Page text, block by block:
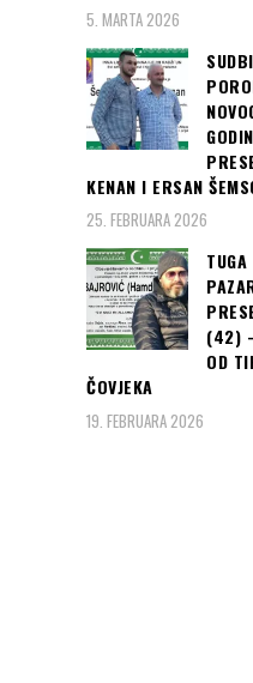
5. MARTA 2026
KENAN I ERSAN
25. FEBRUARA 2026
(42)
OD
ČOVJEKA
19. FEBRUARA 2026